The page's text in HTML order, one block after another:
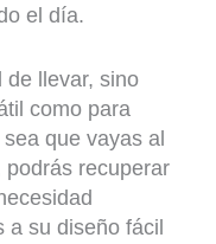
el día.
de llevar, sino
como para
que vayas al
recuperar
su diseño fácil